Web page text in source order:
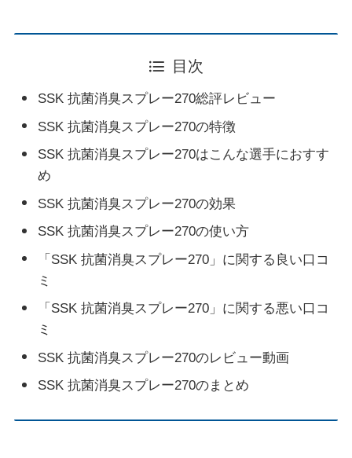
目次
SSK 抗菌消臭スプレー270総評レビュー
SSK 抗菌消臭スプレー270の特徴
SSK 抗菌消臭スプレー270はこんな選手におすす
め
SSK 抗菌消臭スプレー270の効果
SSK 抗菌消臭スプレー270の使い方
「SSK 抗菌消臭スプレー270」に関する良い口コ
ミ
「SSK 抗菌消臭スプレー270」に関する悪い口コ
ミ
SSK 抗菌消臭スプレー270のレビュー動画
SSK 抗菌消臭スプレー270のまとめ